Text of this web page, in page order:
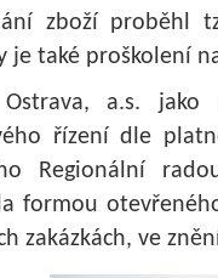
zboží proběhl
je také proškolení
Ostrava, a.s. jako
řízení dle
Regionální
formou
zakázkách, ve